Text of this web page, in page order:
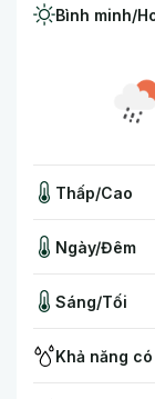
Bình minh/
Thấp/Cao
Ngày/Đêm
Sáng/Tối
Khả năng